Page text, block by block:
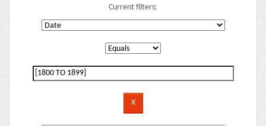
Current filters: